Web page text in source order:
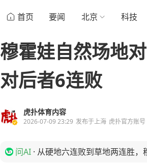
首页 要闻 北京 科技
穆霍娃自然场地
对后者6连败
虎扑体育内容
2026-07-09 23:29 发布于上海 虎扑官方账号
问AI · 从硬地六连败到草地两连胜，